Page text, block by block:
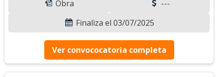
Obra
---
Finaliza el 03/07/2025
Ver convococatoria completa